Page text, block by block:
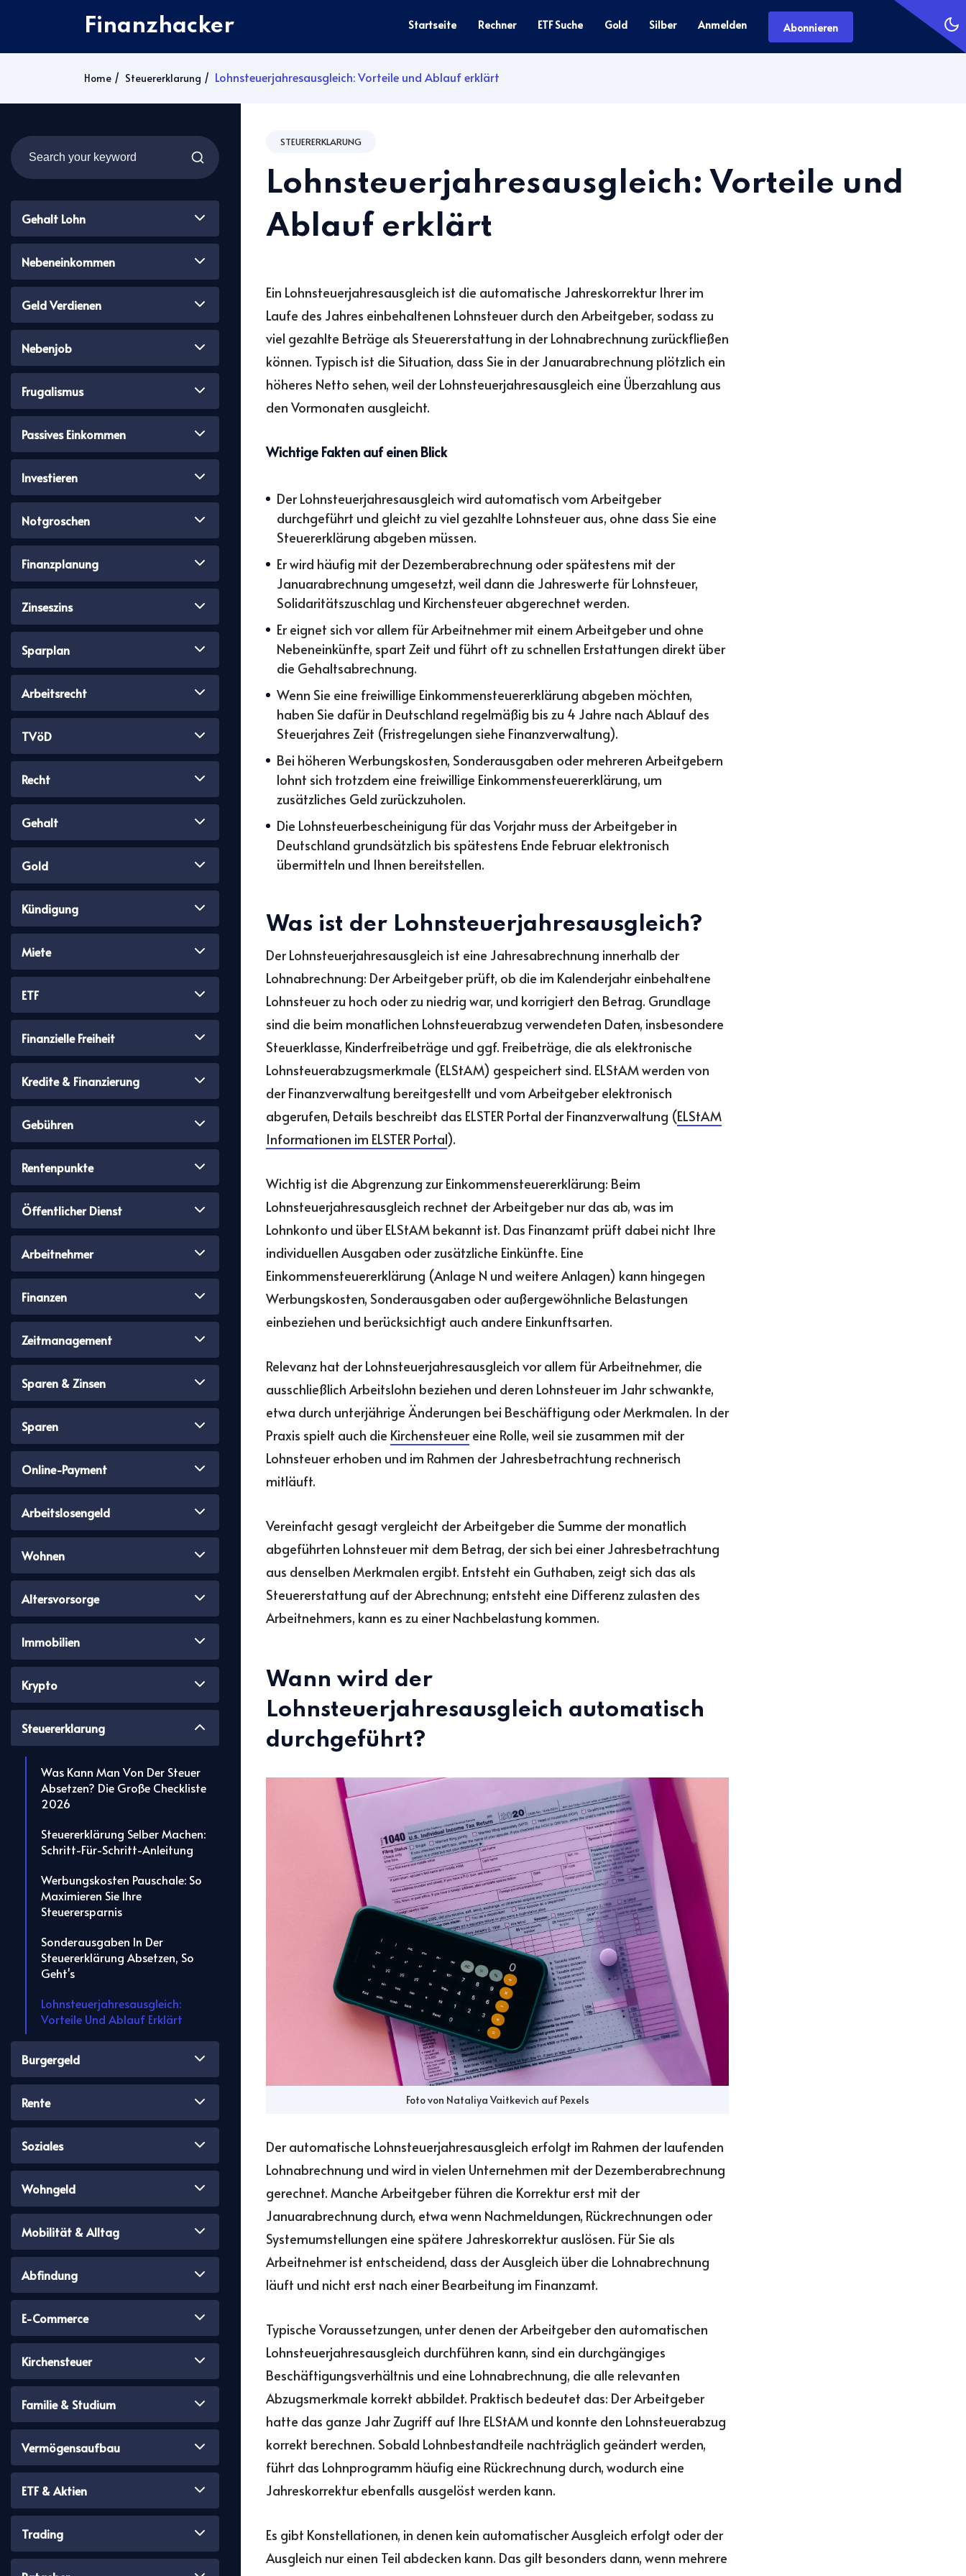
Finanzhacker Startseite Rechner ETF Suche Gold Silber Anmelden Abonnieren
Home Steuererklarung Lohnsteuerjahresausgleich: Vorteile und Ablauf erklärt
Gehalt Lohn
Nebeneinkommen
Geld Verdienen
Nebenjob
Frugalismus
Passives Einkommen
Investieren
Notgroschen
Finanzplanung
Zinseszins
Sparplan
Arbeitsrecht
TVöD
Recht
Gehalt
Gold
Kündigung
Miete
ETF
Finanzielle Freiheit
Kredite & Finanzierung
Gebühren
Rentenpunkte
Öffentlicher Dienst
Arbeitnehmer
Finanzen
Zeitmanagement
Sparen & Zinsen
Sparen
Online-Payment
Arbeitslosengeld
Wohnen
Altersvorsorge
Immobilien
Krypto
Steuererklarung
Was Kann Man Von Der Steuer
Absetzen? Die Große Checkliste
2026
Steuererklärung Selber Machen:
Schritt-Für-Schritt-Anleitung
Werbungskosten Pauschale: So
Maximieren Sie Ihre
Steuerersparnis
Sonderausgaben In Der
Steuererklärung Absetzen, So
Geht's
Lohnsteuerjahresausgleich:
Vorteile Und Ablauf Erklärt
Burgergeld
Rente
Soziales
Wohngeld
Mobilität & Alltag
Abfindung
E-Commerce
Kirchensteuer
Familie & Studium
Vermögensaufbau
ETF & Aktien
Trading
STEUERERKLARUNG
Lohnsteuerjahresausgleich: Vorteile und
Ablauf erklärt
Ein Lohnsteuerjahresausgleich ist die automatische Jahreskorrektur Ihrer im
Laufe des Jahres einbehaltenen Lohnsteuer durch den Arbeitgeber, sodass zu
viel gezahlte Beträge als Steuererstattung in der Lohnabrechnung zurückfließen
können. Typisch ist die Situation, dass Sie in der Januarabrechnung plötzlich ein
höheres Netto sehen, weil der Lohnsteuerjahresausgleich eine Überzahlung aus
den Vormonaten ausgleicht.
Wichtige Fakten auf einen Blick
Der Lohnsteuerjahresausgleich wird automatisch vom Arbeitgeber
durchgeführt und gleicht zu viel gezahlte Lohnsteuer aus, ohne dass Sie eine
Steuererklärung abgeben müssen.
Er wird häufig mit der Dezemberabrechnung oder spätestens mit der
Januarabrechnung umgesetzt, weil dann die Jahreswerte für Lohnsteuer,
Solidaritätszuschlag und Kirchensteuer abgerechnet werden.
Er eignet sich vor allem für Arbeitnehmer mit einem Arbeitgeber und ohne
Nebeneinkünfte, spart Zeit und führt oft zu schnellen Erstattungen direkt über
die Gehaltsabrechnung.
Wenn Sie eine freiwillige Einkommensteuererklärung abgeben möchten,
haben Sie dafür in Deutschland regelmäßig bis zu 4 Jahre nach Ablauf des
Steuerjahres Zeit (Fristregelungen siehe Finanzverwaltung).
Bei höheren Werbungskosten, Sonderausgaben oder mehreren Arbeitgebern
lohnt sich trotzdem eine freiwillige Einkommensteuererklärung, um
zusätzliches Geld zurückzuholen.
Die Lohnsteuerbescheinigung für das Vorjahr muss der Arbeitgeber in
Deutschland grundsätzlich bis spätestens Ende Februar elektronisch
übermitteln und Ihnen bereitstellen.
Was ist der Lohnsteuerjahresausgleich?
Der Lohnsteuerjahresausgleich ist eine Jahresabrechnung innerhalb der
Lohnabrechnung: Der Arbeitgeber prüft, ob die im Kalenderjahr einbehaltene
Lohnsteuer zu hoch oder zu niedrig war, und korrigiert den Betrag. Grundlage
sind die beim monatlichen Lohnsteuerabzug verwendeten Daten, insbesondere
Steuerklasse, Kinderfreibeträge und ggf. Freibeträge, die als elektronische
Lohnsteuerabzugsmerkmale (ELStAM) gespeichert sind. ELStAM werden von
der Finanzverwaltung bereitgestellt und vom Arbeitgeber elektronisch
abgerufen, Details beschreibt das ELSTER Portal der Finanzverwaltung (ELStAM
Informationen im ELSTER Portal).
Wichtig ist die Abgrenzung zur Einkommensteuererklärung: Beim
Lohnsteuerjahresausgleich rechnet der Arbeitgeber nur das ab, was im
Lohnkonto und über ELStAM bekannt ist. Das Finanzamt prüft dabei nicht Ihre
individuellen Ausgaben oder zusätzliche Einkünfte. Eine
Einkommensteuererklärung (Anlage N und weitere Anlagen) kann hingegen
Werbungskosten, Sonderausgaben oder außergewöhnliche Belastungen
einbeziehen und berücksichtigt auch andere Einkunftsarten.
Relevanz hat der Lohnsteuerjahresausgleich vor allem für Arbeitnehmer, die
ausschließlich Arbeitslohn beziehen und deren Lohnsteuer im Jahr schwankte,
etwa durch unterjährige Änderungen bei Beschäftigung oder Merkmalen. In der
Praxis spielt auch die Kirchensteuereine Rolle, weil sie zusammen mit der
Lohnsteuer erhoben und im Rahmen der Jahresbetrachtung rechnerisch
mitläuft.
Vereinfacht gesagt vergleicht der Arbeitgeber die Summe der monatlich
abgeführten Lohnsteuer mit dem Betrag, der sich bei einer Jahresbetrachtung
aus denselben Merkmalen ergibt. Entsteht ein Guthaben, zeigt sich das als
Steuererstattung auf der Abrechnung; entsteht eine Differenz zulasten des
Arbeitnehmers, kann es zu einer Nachbelastung kommen.
Wann wird der
Lohnsteuerjahresausgleich automatisch
durchgeführt?
Foto von Nataliya Vaitkevich auf Pexels
Der automatische Lohnsteuerjahresausgleich erfolgt im Rahmen der laufenden
Lohnabrechnung und wird in vielen Unternehmen mit der Dezemberabrechnung
gerechnet. Manche Arbeitgeber führen die Korrektur erst mit der
Januarabrechnung durch, etwa wenn Nachmeldungen, Rückrechnungen oder
Systemumstellungen eine spätere Jahreskorrektur auslösen. Für Sie als
Arbeitnehmer ist entscheidend, dass der Ausgleich über die Lohnabrechnung
läuft und nicht erst nach einer Bearbeitung im Finanzamt.
Typische Voraussetzungen, unter denen der Arbeitgeber den automatischen
Lohnsteuerjahresausgleich durchführen kann, sind ein durchgängiges
Beschäftigungsverhältnis und eine Lohnabrechnung, die alle relevanten
Abzugsmerkmale korrekt abbildet. Praktisch bedeutet das: Der Arbeitgeber
hatte das ganze Jahr Zugriff auf Ihre ELStAM und konnte den Lohnsteuerabzug
korrekt berechnen. Sobald Lohnbestandteile nachträglich geändert werden,
führt das Lohnprogramm häufig eine Rückrechnung durch, wodurch eine
Jahreskorrektur ebenfalls ausgelöst werden kann.
Es gibt Konstellationen, in denen kein automatischer Ausgleich erfolgt oder der
Ausgleich nur einen Teil abdecken kann. Das gilt besonders dann, wenn mehrere